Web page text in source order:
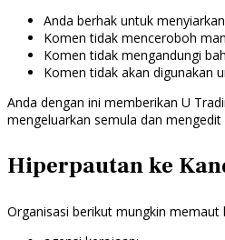
Anda berhak untuk
Komen tidak menceroboh
Komen tidak mengandungi
Komen tidak akan digunakan
Anda dengan ini memberikan U
mengeluarkan semula dan
Hiperpautan ke
Organisasi berikut mungkin